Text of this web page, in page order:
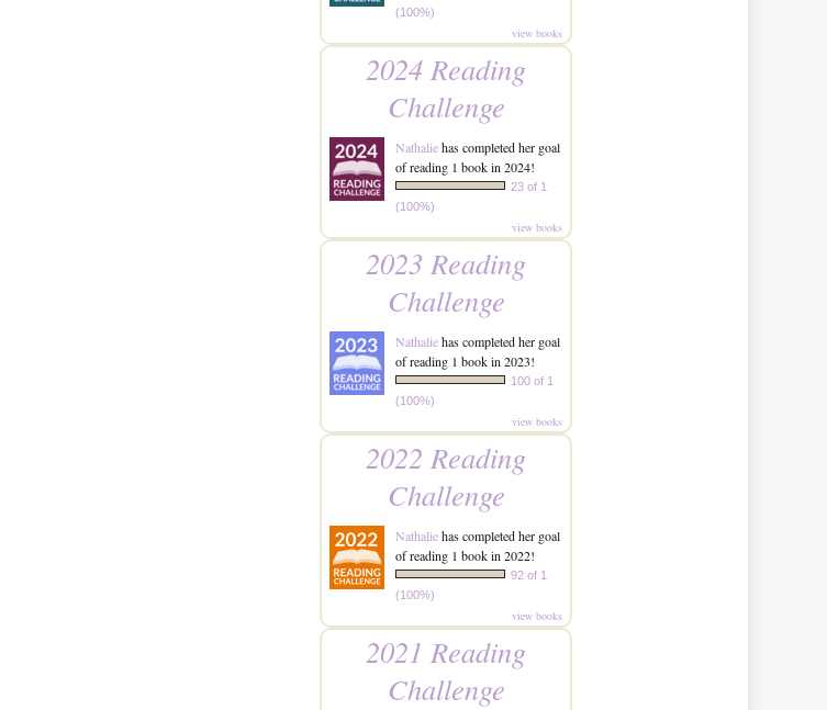
(100%)
view books
2024 Reading
Challenge
Nathaliehas completed her goal
of reading 1 book in 2024!
23 of 1
(100%)
view books
2023 Reading
Challenge
Nathaliehas completed her goal
of reading 1 book in 2023!
100 of 1
(100%)
view books
2022 Reading
Challenge
Nathaliehas completed her goal
of reading 1 book in 2022!
92 of 1
(100%)
view books
2021 Reading
Challenge